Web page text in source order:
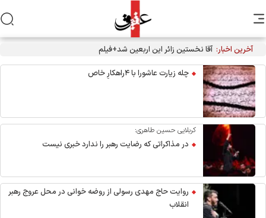
آخرین اخبار: آقا نخستین زائر این اربعین شد+فیلم
چله زیارت عاشورا با ۴راهکارِ خاص
کربلایی حسین طاهری:
در مذاکراتی که رضایت رهبر را ندارد خبری نیست
روایت حاج مهدی رسولی از روضه خوانی در محل عروج رهبر
انقلاب